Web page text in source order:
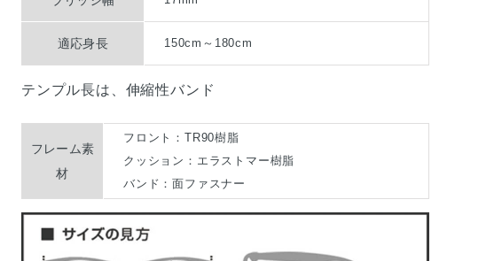
適応身長 150cm～180cm
テンプル長は、伸縮性バンド
フレーム素
材
フロント：TR90樹脂
クッション：エラストマー樹脂
バンド：面ファスナー